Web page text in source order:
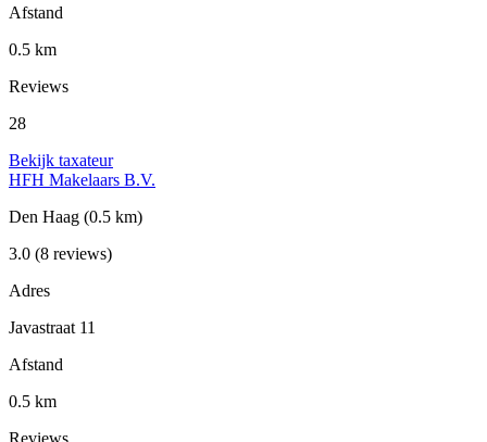
Afstand
0.5 km
Reviews
28
Bekijk taxateur
HFH Makelaars B.V.
Den Haag (0.5 km)
3.0 (8 reviews)
Adres
Javastraat 11
Afstand
0.5 km